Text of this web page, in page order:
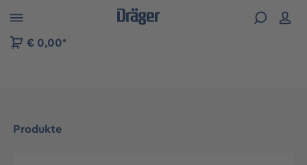
der B2B-Plattform springen
€ 0,00*
Produkte